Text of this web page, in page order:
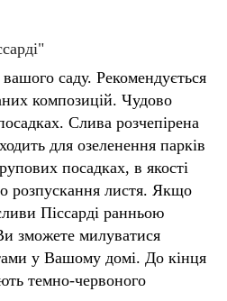
саду. Рекомендується
композицій. Чудово
Слива розчепірена
для озеленення парків
посадках, в якості
розпускання листя. Якщо
Піссарді ранньою
зможете милуватися
у Вашому домі. До кінця
темно-червоного